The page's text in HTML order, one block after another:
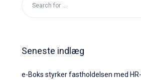
Seneste indlæg
e-Boks styrker fastholdelsen med